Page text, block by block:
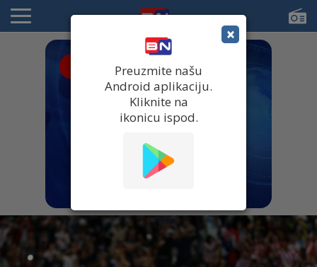
×
Preuzmite našu
Android aplikaciju.
Kliknite na
ikonicu ispod.